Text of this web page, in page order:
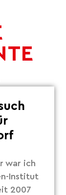
war ich
Institut
2007